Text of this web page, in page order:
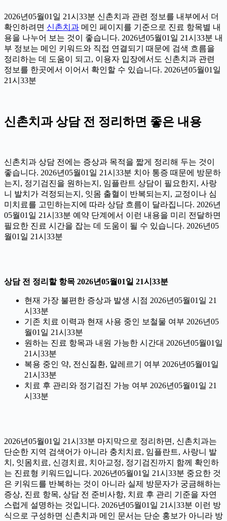
2026년05월01일 21시33분 신촌치과 관련 정보를 내부에서 더
확인하려면 신촌치과 메인 페이지를 기준으로 진료 항목별 내
용을 나누어 보는 것이 좋습니다. 2026년05월01일 21시33분 내
부 정보는 메인 키워드와 직접 연결되기 때문에 검색 흐름을
정리하는 데 도움이 되고, 이용자 입장에서도 신촌치과 관련
정보를 한곳에서 이어서 확인할 수 있습니다. 2026년05월01일
21시33분
신촌치과 상담 전 정리하면 좋은 내용
신촌치과 상담 전에는 증상과 목적을 짧게 정리해 두는 것이
좋습니다. 2026년05월01일 21시33분 치아 통증 때문에 방문하
는지, 정기검진을 원하는지, 임플란트 상담이 필요한지, 사랑
니 발치가 걱정되는지, 잇몸 출혈이 반복되는지, 교정이나 심
미치료를 고민하는지에 따라 상담 흐름이 달라집니다. 2026년
05월01일 21시33분 예약 단계에서 이런 내용을 미리 전달하면
필요한 진료 시간을 잡는 데 도움이 될 수 있습니다. 2026년05
월01일 21시33분
상담 전 정리할 항목 2026년05월01일 21시33분
현재 가장 불편한 증상과 발생 시점 2026년05월01일 21
시33분
기존 치료 이력과 현재 사용 중인 보철물 여부 2026년05
월01일 21시33분
원하는 진료 항목과 내원 가능한 시간대 2026년05월01일
21시33분
복용 중인 약, 전신질환, 알레르기 여부 2026년05월01일
21시33분
치료 후 관리와 정기검진 가능 여부 2026년05월01일 21
시33분
2026년05월01일 21시33분 마지막으로 정리하면, 신촌치과는
단순한 지역 검색어가 아니라 충치치료, 임플란트, 사랑니 발
치, 잇몸치료, 신경치료, 치아교정, 정기검진까지 함께 확인하
는 진료형 키워드입니다. 2026년05월01일 21시33분 중요한 것
은 키워드를 반복하는 것이 아니라 실제 방문자가 궁금해하는
증상, 진료 항목, 상담 전 준비사항, 치료 후 관리 기준을 자연
스럽게 설명하는 것입니다. 2026년05월01일 21시33분 이런 방
식으로 구성하면 신촌치과 메인 문서는 단순 홍보가 아니라 방